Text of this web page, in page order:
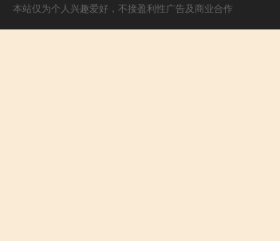
本站仅为个人兴趣爱好，不接盈利性广告及商业合作